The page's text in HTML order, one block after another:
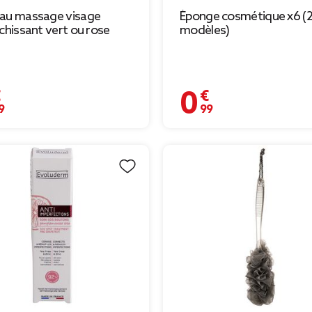
massage visage
vert ou rose
Éponge cosmétique x6 (2
modèles)
0,99 €